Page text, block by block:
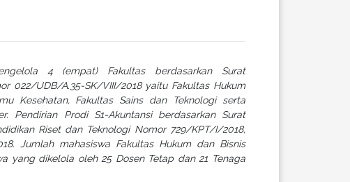
4 (empat) Fakultas berdasarkan Surat
022/UDB/A.35-SK/VIII/2018 yaitu Fakultas Hukum
Kesehatan, Fakultas Sains dan Teknologi serta
Pendirian Prodi S1-Akuntansi berdasarkan Surat
Riset dan Teknologi Nomor 729/KPT/I/2018,
Jumlah mahasiswa Fakultas Hukum dan Bisnis
yang dikelola oleh 25 Dosen Tetap dan 21 Tenaga